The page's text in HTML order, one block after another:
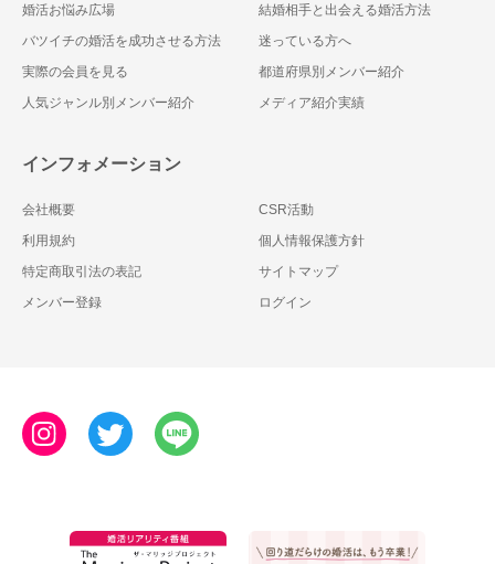
婚活お悩み広場
結婚相手と出会える婚活方法
バツイチの婚活を成功させる方法
迷っている方へ
実際の会員を見る
都道府県別メンバー紹介
人気ジャンル別メンバー紹介
メディア紹介実績
インフォメーション
会社概要
CSR活動
利用規約
個人情報保護方針
特定商取引法の表記
サイトマップ
メンバー登録
ログイン